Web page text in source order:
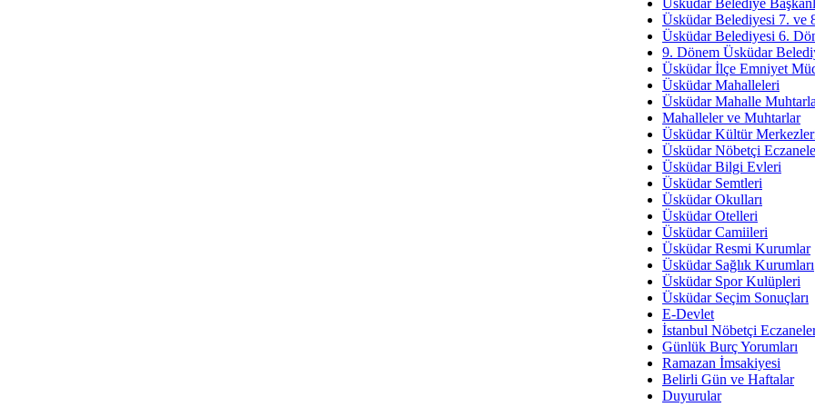
İmar Sorunlarının Genel
Arakan
Bayramın
Ruhsal
Üsküdar
Üsküdar Belediye
Üsküdar Belediyesi 7. ve
Üsküdar Belediyesi 6.
9. Dönem Üsküdar
Üsküdar İlçe Emniyet
Üsküdar Mahalleleri
Üsküdar Mahalle
Mahalleler ve Muhtarlar
Üsküdar Kültür
Üsküdar Nöbetçi
Üsküdar Bilgi Evleri
Üsküdar Semtleri
Üsküdar Okulları
Üsküdar Otelleri
Üsküdar Camiileri
Üsküdar Resmi Kurumlar
Üsküdar Sağlık Kurumları
Üsküdar Spor Kulüpleri
Üsküdar Seçim Sonuçları
E-Devlet
İstanbul Nöbetçi
Günlük Burç Yorumları
Ramazan İmsakiyesi
Belirli Gün ve Haftalar
Duyurular